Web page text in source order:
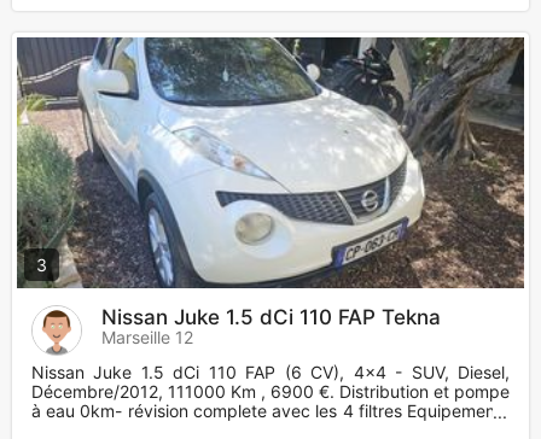
3
Nissan Juke 1.5 dCi 110 FAP Tekna
Marseille 12
Nissan Juke 1.5 dCi 110 FAP (6 CV), 4x4 - SUV, Diesel,
Décembre/2012, 111000 Km , 6900 €. Distribution et pompe
à eau 0km- révision complete avec les 4 filtres Equipements